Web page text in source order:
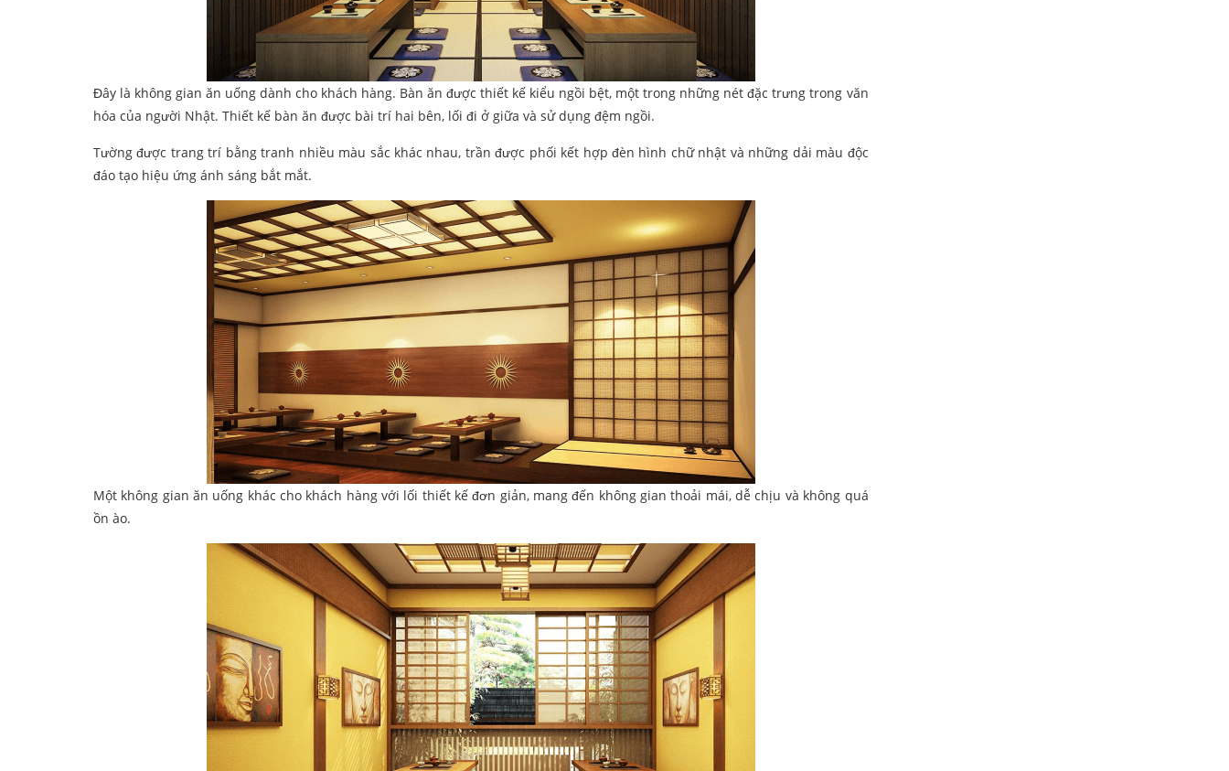
Đây là không gian ăn uống dành cho khách hàng. Bàn ăn được thiết kế kiểu ngồi bệt, một trong những nét đặc trưng trong văn
hóa của người Nhật. Thiết kế bàn ăn được bài trí hai bên, lối đi ở giữa và sử dụng đệm ngồi.
Tường được trang trí bằng tranh nhiều màu sắc khác nhau, trần được phối kết hợp đèn hình chữ nhật và những dải màu độc
đáo tạo hiệu ứng ánh sáng bắt mắt.
Một không gian ăn uống khác cho khách hàng với lối thiết kế đơn giản, mang đến không gian thoải mái, dễ chịu và không quá
ồn ào.